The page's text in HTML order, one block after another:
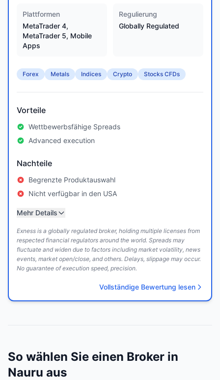
Plattformen
MetaTrader 4,
MetaTrader 5, Mobile
Apps
Regulierung
Globally Regulated
Forex Metals Indices Crypto Stocks CFDs
Vorteile
Wettbewerbsfähige Spreads
Advanced execution
Nachteile
Begrenzte Produktauswahl
Nicht verfügbar in den USA
Mehr Details
Exness is a globally regulated broker, holding multiple licenses from
respected financial regulators around the world. Spreads may
fluctuate and widen due to factors including market volatility, news
events, market open/close, and others. Delays, slippage may occur.
No guarantee of execution speed, precision.
Vollständige Bewertung lesen
So wählen Sie einen Broker in
Nauru aus